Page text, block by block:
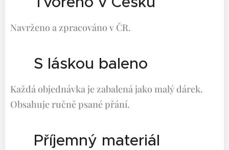
Navrženo a zpracováno v ČR.
🎁 S láskou baleno
Každá objednávka je zabalená jako malý dárek.
Obsahuje ručně psané přání.
👕 Příjemný materiál